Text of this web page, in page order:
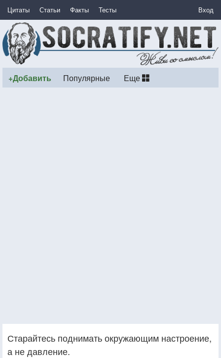
Цитаты Статьи Факты Тесты Вход
+Добавить Популярные Еще
Старайтесь поднимать окружающим настроение,
а не давление.